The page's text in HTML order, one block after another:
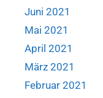
Juni 2021
Mai 2021
April 2021
März 2021
Februar 2021